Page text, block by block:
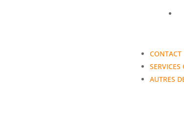
CONTACT
SERVICES
AUTRES